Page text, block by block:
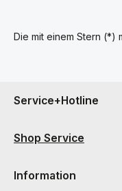
Die mit einem Stern (*)
Service+Hotline
Shop Service
Information